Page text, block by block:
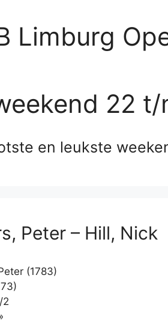
Limburg
22
en leukste
Peter – Hill, Nick
(1783)
2